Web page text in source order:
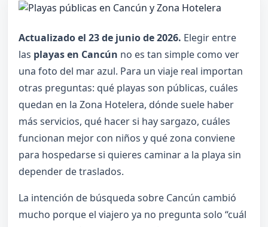
Actualizado el 23 de junio de 2026. Elegir entre
las playas en Cancún no es tan simple como ver
una foto del mar azul. Para un viaje real importan
otras preguntas: qué playas son públicas, cuáles
quedan en la Zona Hotelera, dónde suele haber
más servicios, qué hacer si hay sargazo, cuáles
funcionan mejor con niños y qué zona conviene
para hospedarse si quieres caminar a la playa sin
depender de traslados.
La intención de búsqueda sobre Cancún cambió
mucho porque el viajero ya no pregunta solo “cuál